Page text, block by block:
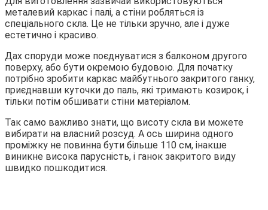
металевий каркас і палі, а стіни робляться із
спеціального скла. Це не тільки зручно, але і дуже
естетично і красиво.
Дах споруди може поєднуватися з балконом другого
поверху, або бути окремою будовою. Для початку
потрібно зробити каркас майбутнього закритого ганку,
приєднавши куточки до паль, які тримають козирок, і
тільки потім обшивати стіни матеріалом.
Так само важливо знати, що висоту скла ви можете
вибирати на власний розсуд. А ось ширина одного
проміжку не повинна бути більше 110 см, інакше
виникне висока парусність, і ганок закритого виду
швидко пошкодитися.